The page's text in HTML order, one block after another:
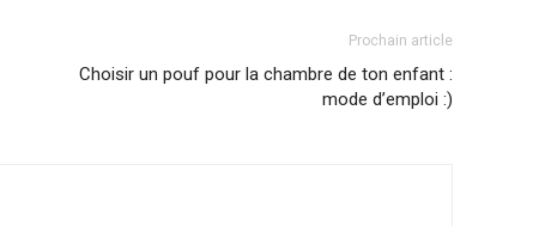
Prochain article
Choisir un pouf pour la chambre de ton enfant :
mode d’emploi :)